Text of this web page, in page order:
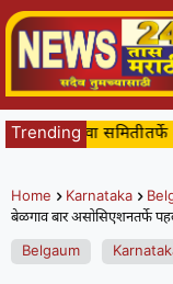
Trending
युवा समितीतर्फे
Home Karnataka
बेळगाव बार असोसिएशनतर्फे
Belgaum